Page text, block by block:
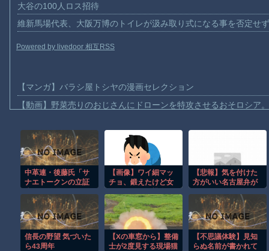
大谷の100人ロス招待
維新馬場代表、大阪万博のトイレが汲み取り式になる事を否定せ
Powered by livedoor 相互RSS
【マンガ】バラシ屋トシヤの漫画セレクション
【動画】野菜売りのおじさんにドローンを特攻させるおそロシア
【朗報】大人気漫画「GANTZ」がAmazonでなんと全巻100円ｗ
【動画】サッカーの試合中の落雷で選手1人が死亡、12人が負傷
まだ墓石があるだけマシと見るべきか。今はもう合葬墓ばかり
【動画】新型のさすまた、限界突破ｗｗｗｗｗｗ
【話題】河内長野市で警官が包丁男に発砲したシーンのモザ無し
【謎】広島県が頑なに「はだしのゲンコラボ喫茶」をやらない理
中革連・後藤氏「サ
ナエトークンの立証
る。なぜ私が説明し
なければならないの
か」
【画像】ワイ細マッ
チョ、鍛えたけど女
なくて寂しい……
【悲報】気を付けた
方がいい名古屋弁が
ラ・・・・・・・
信長の野望 気づいた
ら43周年
【Xの車窓から】整備
士が2度見する現場猫
【不思議体験】見知
らぬ名前が書かれて